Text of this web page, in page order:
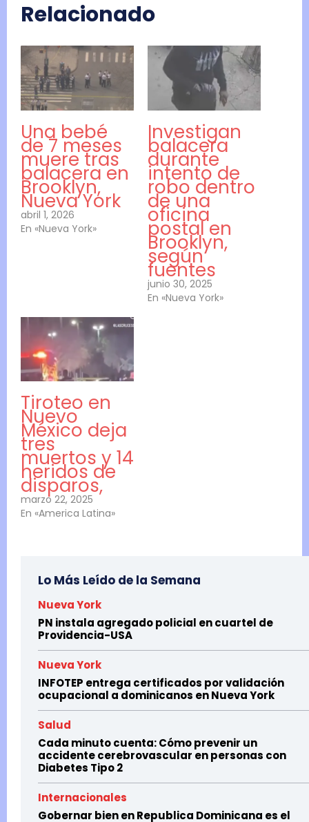
Relacionado
Una bebé
de 7 meses
muere tras
balacera en
Brooklyn,
Nueva York
abril 1, 2026
En «Nueva York»
Investigan
balacera
durante
intento de
robo dentro
de una
oficina
postal en
Brooklyn,
según
fuentes
junio 30, 2025
En «Nueva York»
Tiroteo en
Nuevo
México deja
tres
muertos y 14
heridos de
disparos,
marzo 22, 2025
En «America Latina»
Lo Más Leído de la Semana
Nueva York
PN instala agregado policial en cuartel de
Providencia-USA
Nueva York
INFOTEP entrega certificados por validación
ocupacional a dominicanos en Nueva York
Salud
Cada minuto cuenta: Cómo prevenir un
accidente cerebrovascular en personas con
Diabetes Tipo 2
Internacionales
Gobernar bien en Republica Dominicana es el